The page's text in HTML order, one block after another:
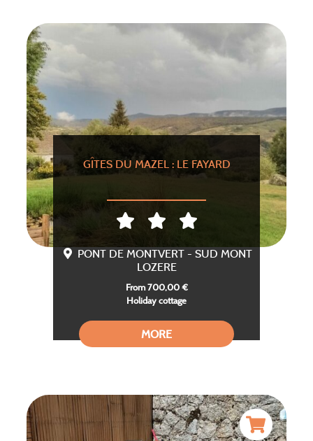
GÎTES DU MAZEL : LE FAYARD
PONT DE MONTVERT - SUD MONT
LOZERE
From 700,00 €
Holiday cottage
MORE